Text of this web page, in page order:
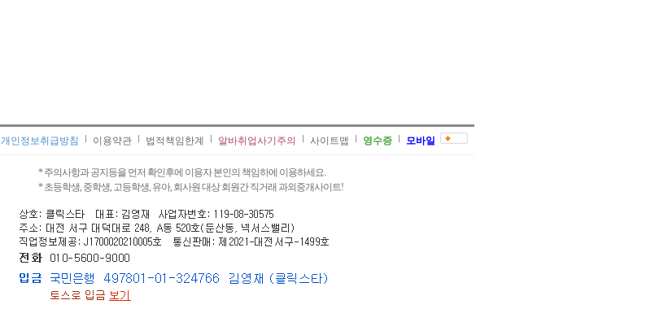
개인정보취급방침 이용약관 법적책임한계 알바취업사기주의 사이트맵 영수증 모바일
* 주의사항과 공지등을 먼저 확인후에 이용자 본인의 책임하에 이용하세요.
* 초등학생, 중학생, 고등학생, 유아, 회사원 대상 회원간 직거래 과외중개사이트!